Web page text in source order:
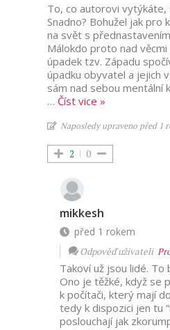
To, co autorovi
Snadno? Bohužel jak pro
na svět s
Málokdo proto nad
úpadek tzv. Západu
úpadku obyvatel a jejich
sám nad sebou mentální
… Číst vice »
Naposledy upraveno před 1
2 0
mikkesh
před 1 rokem
Odpověď uživateli
Takoví už jsou lidé. To
Ono je těžké, když se
k počítači, který mají
tedy k dispozici jen tu
poslouchají jak